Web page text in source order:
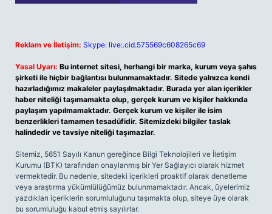
Reklam ve İletişim: Skype: live:.cid.575569c608265c69
Yasal Uyarı: Bu internet sitesi, herhangi bir marka, kurum veya şahıs
şirketi ile hiçbir bağlantısı bulunmamaktadır. Sitede yalnızca kendi
hazırladığımız makaleler paylaşılmaktadır. Burada yer alan içerikler
haber niteliği taşımamakta olup, gerçek kurum ve kişiler hakkında
paylaşım yapılmamaktadır. Gerçek kurum ve kişiler ile isim
benzerlikleri tamamen tesadüfidir. Sitemizdeki bilgiler taslak
halindedir ve tavsiye niteliği taşımazlar.
Sitemiz, 5651 Sayılı Kanun gereğince Bilgi Teknolojileri ve İletişim
Kurumu (BTK) tarafından onaylanmış bir Yer Sağlayıcı olarak hizmet
vermektedir. Bu nedenle, sitedeki içerikleri proaktif olarak denetleme
veya araştırma yükümlülüğümüz bulunmamaktadır. Ancak, üyelerimiz
yazdıkları içeriklerin sorumluluğunu taşımakta olup, siteye üye olarak
bu sorumluluğu kabul etmiş sayılırlar.